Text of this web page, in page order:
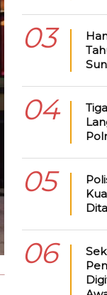
03
04
05
06